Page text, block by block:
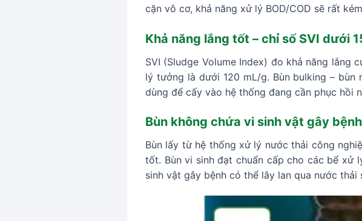
cặn vô cơ, khả năng xử lý BOD/COD sẽ rất
Khả năng lắng tốt – chỉ số SVI dưới
SVI (Sludge Volume Index) đo khả năng lắng
lý tưởng là dưới 120 mL/g. Bùn bulking –
dùng để cấy vào hệ thống đang cần phục hồi
Bùn không chứa vi sinh vật gây
Bùn lấy từ hệ thống xử lý nước thải công
tốt. Bùn vi sinh đạt chuẩn cấp cho các bể xử
sinh vật gây bệnh có thể lây lan qua nước thải